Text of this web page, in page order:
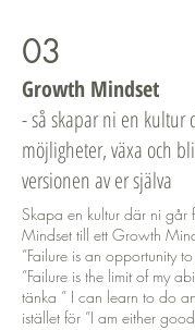
03
Growth Mindset
- så skapar ni en kultur
möjligheter, växa och
versionen av er själva
Skapa en kultur där ni går
Mindset till ett Growth
”Failure is an opportunity
”Failure is the limit of my
tänka ” I can learn to do
istället för ”I am either